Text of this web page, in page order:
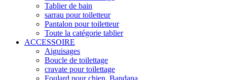
Tablier de bain
sarrau pour toiletteur
Pantalon pour toiletteur
Toute la catégorie tablier
ACCESSOIRE
Aiguisages
Boucle de toilettage
cravate pour toilettage
Foulard pour chien, Bandana